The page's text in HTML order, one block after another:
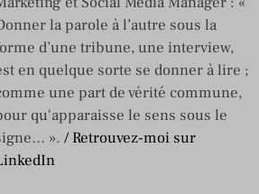
la parole à l’autre sous la
d’une tribune, une interview,
en quelque sorte se donner à lire ;
une part de vérité commune,
qu'apparaisse le sens sous le
». / Retrouvez-moi sur